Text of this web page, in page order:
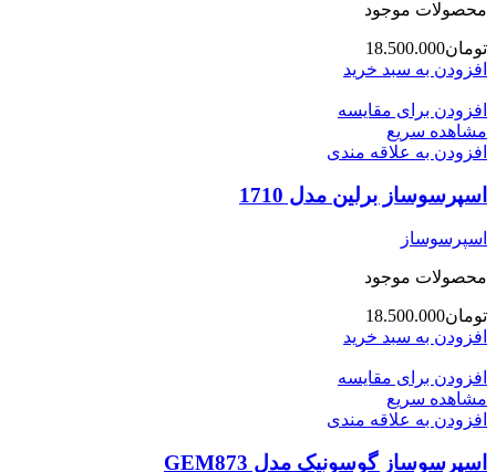
محصولات موجود
تومان18.500.000
افزودن به سبد خرید
افزودن برای مقایسه
مشاهده سریع
افزودن به علاقه مندی
اسپرسوساز برلین مدل 1710
اسپرسوساز
محصولات موجود
تومان18.500.000
افزودن به سبد خرید
افزودن برای مقایسه
مشاهده سریع
افزودن به علاقه مندی
اسپرسوساز گوسونیک مدل GEM873